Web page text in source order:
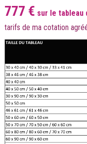
777 € sur le tableau
tarifs de ma cotation